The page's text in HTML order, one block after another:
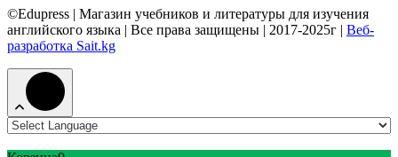
©Edupress | Магазин учебников и литературы для изучения
английского языка | Все права защищены | 2017-2025г | Веб-
разработка Sait.kg